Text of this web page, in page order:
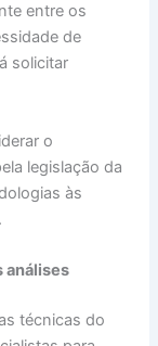
entre os
de
solicitar
o
legislação da
às
análises
técnicas do